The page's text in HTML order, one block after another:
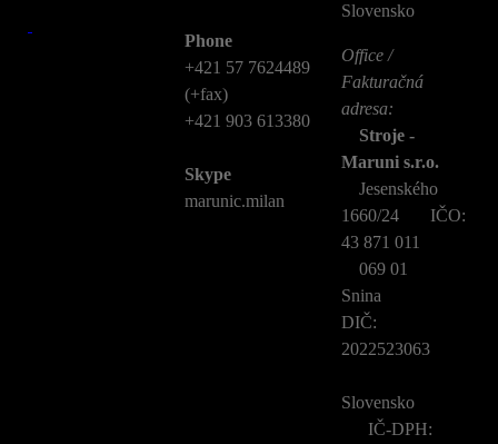
Phone
+421 57 7624489
(+fax)
+421 903 613380
Skype
marunic.milan
Slovensko
Office /
Fakturačná
adresa:
Stroje -
Maruni s.r.o.
Jesenského
1660/24 IČO:
43 871 011
069 01
Snina
DIČ:
2022523063
Slovensko
IČ-DPH: